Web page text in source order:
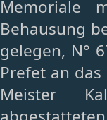
Memoriale
Behausung
gelegen, N°
Prefet an
Meister